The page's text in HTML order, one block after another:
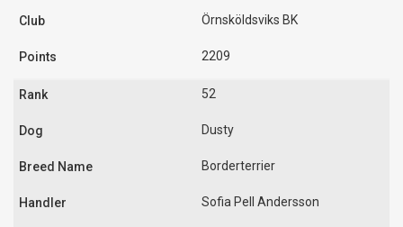
Örnsköldsviks BK
2209
52
Dusty
Borderterrier
Sofia Pell Andersson